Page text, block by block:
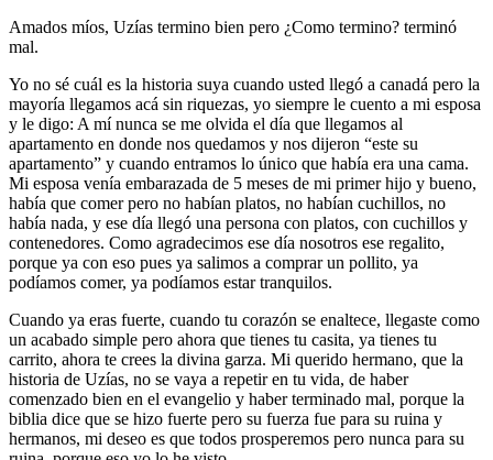
Amados míos, Uzías termino bien pero ¿Como termino? terminó
mal.
Yo no sé cuál es la historia suya cuando usted llegó a canadá pero la
mayoría llegamos acá sin riquezas, yo siempre le cuento a mi esposa
y le digo: A mí nunca se me olvida el día que llegamos al
apartamento en donde nos quedamos y nos dijeron “este su
apartamento” y cuando entramos lo único que había era una cama.
Mi esposa venía embarazada de 5 meses de mi primer hijo y bueno,
había que comer pero no habían platos, no habían cuchillos, no
había nada, y ese día llegó una persona con platos, con cuchillos y
contenedores. Como agradecimos ese día nosotros ese regalito,
porque ya con eso pues ya salimos a comprar un pollito, ya
podíamos comer, ya podíamos estar tranquilos.
Cuando ya eras fuerte, cuando tu corazón se enaltece, llegaste como
un acabado simple pero ahora que tienes tu casita, ya tienes tu
carrito, ahora te crees la divina garza. Mi querido hermano, que la
historia de Uzías, no se vaya a repetir en tu vida, de haber
comenzado bien en el evangelio y haber terminado mal, porque la
biblia dice que se hizo fuerte pero su fuerza fue para su ruina y
hermanos, mi deseo es que todos prosperemos pero nunca para su